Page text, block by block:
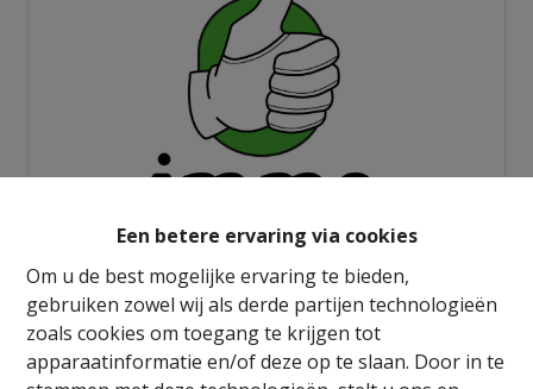
Een betere ervaring via cookies
Om u de best mogelijke ervaring te bieden,
gebruiken zowel wij als derde partijen technologieën
zoals cookies om toegang te krijgen tot
apparaatinformatie en/of deze op te slaan. Door in te
Info aanvragen